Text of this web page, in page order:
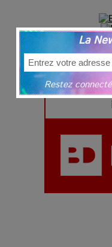
La
Restez